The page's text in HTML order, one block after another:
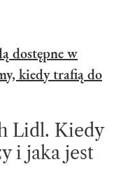
dostępne w
kiedy trafią do
Lidl. Kiedy
i jaka jest